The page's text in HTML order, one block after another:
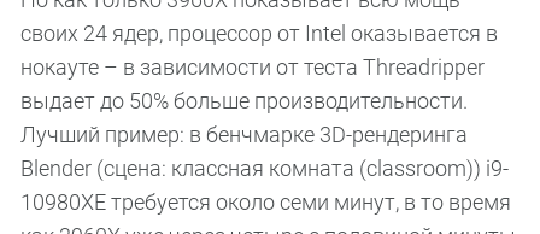
своих 24 ядер, процессор от Intel оказывается в
нокауте – в зависимости от теста Threadripper
выдает до 50% больше производительности.
Лучший пример: в бенчмарке 3D-рендеринга
Blender (сцена: классная комната (classroom)) i9-
10980XE требуется около семи минут, в то время